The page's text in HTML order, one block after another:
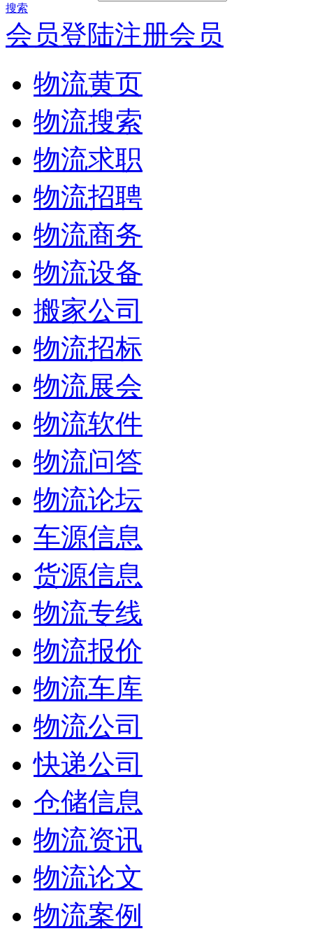
搜索
会员登陆注册会员
物流黄页
物流搜索
物流求职
物流招聘
物流商务
物流设备
搬家公司
物流招标
物流展会
物流软件
物流问答
物流论坛
车源信息
货源信息
物流专线
物流报价
物流车库
物流公司
快递公司
仓储信息
物流资讯
物流论文
物流案例